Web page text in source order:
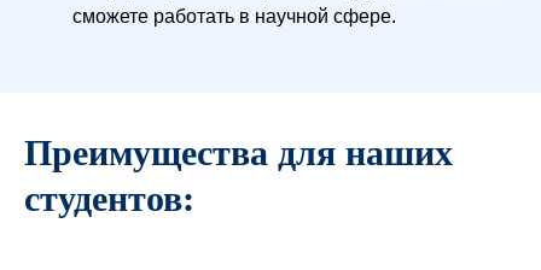
сможете работать в научной сфере.
Преимущества для наших
студентов: